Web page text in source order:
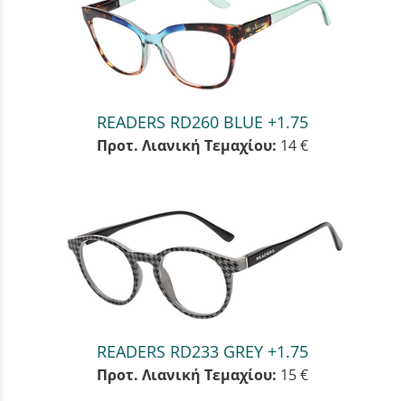
READERS RD260 BLUE +1.75
Προτ. Λιανική Τεμαχίου: 14 €
READERS RD233 GREY +1.75
Προτ. Λιανική Τεμαχίου: 15 €